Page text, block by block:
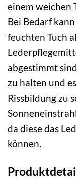
einem weichen
Bei Bedarf
feuchten Tuch
abgestimmt
zu halten und
Rissbildung zu
da diese das
können.